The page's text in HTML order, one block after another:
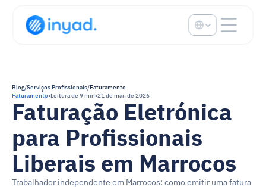
Blog/Serviços Profissionais/Faturamento
Faturamento•Leitura de 9 min•21 de mai. de 2026
Faturação Eletrónica
para Profissionais
Liberais em Marrocos
Trabalhador independente em Marrocos: como emitir uma fatura
Select Language